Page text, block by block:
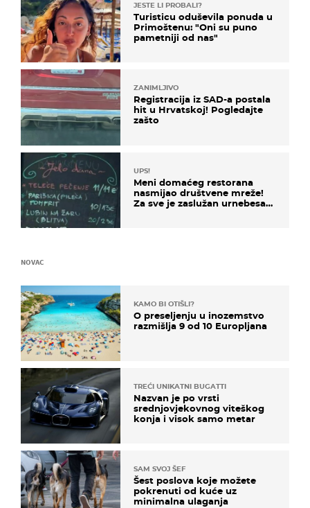
JESTE LI PROBALI?
Turisticu oduševila ponuda u
Primoštenu: "Oni su puno
pametniji od nas"
ZANIMLJIVO
Registracija iz SAD-a postala
hit u Hrvatskoj! Pogledajte
zašto
UPS!
Meni domaćeg restorana
nasmijao društvene mreže!
Za sve je zaslužan urnebesan
NOVAC
KAMO BI OTIŠLI?
O preseljenju u inozemstvo
razmišlja 9 od 10 Europljana
TREĆI UNIKATNI BUGATTI
Nazvan je po vrsti
srednjovjekovnog viteškog
konja i visok samo metar
SAM SVOJ ŠEF
Šest poslova koje možete
pokrenuti od kuće uz
minimalna ulaganja